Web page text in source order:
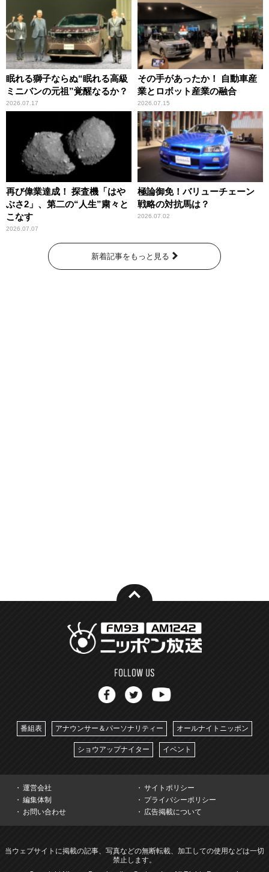
眠れる獅子ならぬ“眠れる高級
ミニバンの元祖”覚醒なるか？
2026.07.17
その手があったか！ 自動車産
業とロボット産業の融合
2026.07.15
再び偉業達成！ 探査機「はや
ぶさ2」、第二の“人生”粛々と
こなす
2026.07.07
極論御免！バリューチェーン
戦略の対抗馬は？
2026.07.02
新着記事をもっと見る
番組表 アナウンサー＆パーソナリティー オールナイトニッポン
ショウアップナイター イベント
運営会社
サイトポリシー
編集体制
プライバシーポリシー
お問い合わせ
広告掲載について
当ウェブサイトに掲載の記事、写真などの無断転載、加工しての使用などは一切
禁止します。